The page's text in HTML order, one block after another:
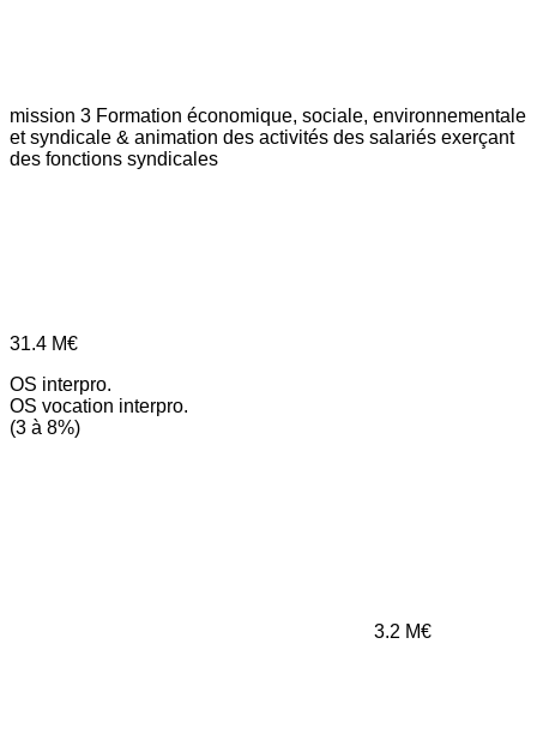
mission 3 Formation économique, sociale, environnementale
et syndicale & animation des activités des salariés exerçant
des fonctions syndicales
31.4 M€
OS interpro.
OS vocation interpro.
(3 à 8%)
3.2 M€